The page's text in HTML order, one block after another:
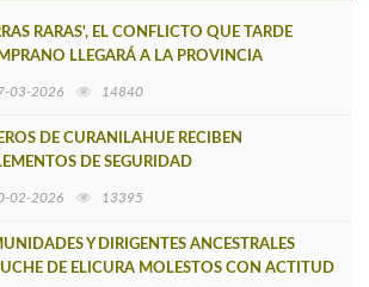
RARAS', EL CONFLICTO QUE TARDE
LLEGARÁ A LA PROVINCIA
03-2026 14840
DE CURANILAHUE RECIBEN
DE SEGURIDAD
02-2026 13395
Y DIRIGENTES ANCESTRALES
DE ELICURA MOLESTOS CON ACTITUD